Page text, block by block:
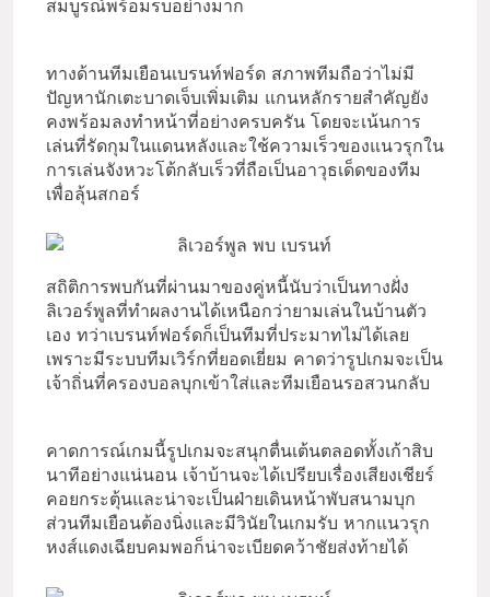
สมบูรณ์พร้อมรบอย่างมาก
ทางด้านทีมเยือนเบรนท์ฟอร์ด สภาพทีมถือว่าไม่มี
ปัญหานักเตะบาดเจ็บเพิ่มเติม แกนหลักรายสำคัญยัง
คงพร้อมลงทำหน้าที่อย่างครบครัน โดยจะเน้นการ
เล่นที่รัดกุมในแดนหลังและใช้ความเร็วของแนวรุกใน
การเล่นจังหวะโต้กลับเร็วที่ถือเป็นอาวุธเด็ดของทีม
เพื่อลุ้นสกอร์
สถิติการพบกันที่ผ่านมาของคู่หนี้นับว่าเป็นทางฝั่ง
ลิเวอร์พูลที่ทำผลงานได้เหนือกว่ายามเล่นในบ้านตัว
เอง ทว่าเบรนท์ฟอร์ดก็เป็นทีมที่ประมาทไม่ได้เลย
เพราะมีระบบทีมเวิร์กที่ยอดเยี่ยม คาดว่ารูปเกมจะเป็น
เจ้าถิ่นที่ครองบอลบุกเข้าใส่และทีมเยือนรอสวนกลับ
คาดการณ์เกมนี้รูปเกมจะสนุกตื่นเต้นตลอดทั้งเก้าสิบ
นาทีอย่างแน่นอน เจ้าบ้านจะได้เปรียบเรื่องเสียงเชียร์
คอยกระตุ้นและน่าจะเป็นฝ่ายเดินหน้าพับสนามบุก
ส่วนทีมเยือนต้องนิ่งและมีวินัยในเกมรับ หากแนวรุก
หงส์แดงเฉียบคมพอก็น่าจะเบียดคว้าชัยส่งท้ายได้